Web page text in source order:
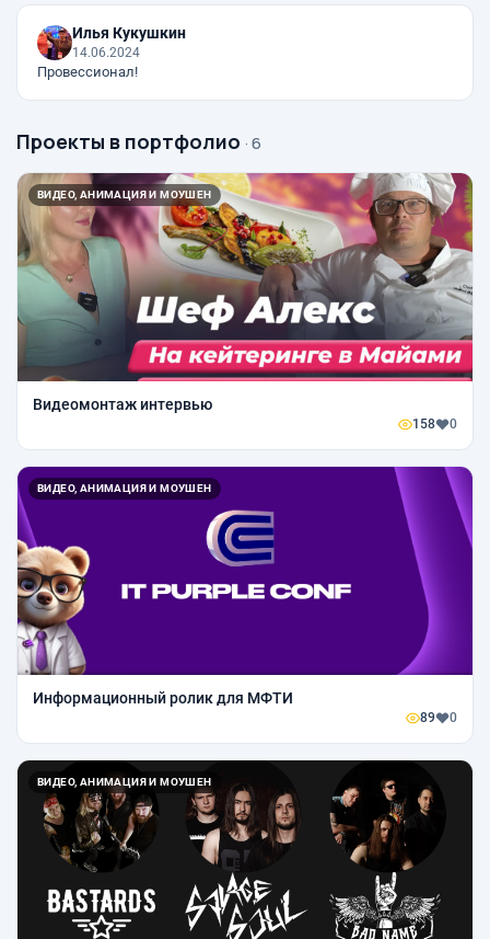
Илья Кукушкин
14.06.2024
Провессионал!
Проекты в портфолио · 6
ВИДЕО, АНИМАЦИЯ И МОУШЕН
Видеомонтаж интервью
158 0
ВИДЕО, АНИМАЦИЯ И МОУШЕН
Информационный ролик для МФТИ
89 0
ВИДЕО, АНИМАЦИЯ И МОУШЕН